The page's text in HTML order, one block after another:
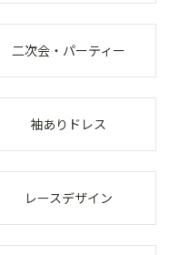
二次会・パーティー
袖ありドレス
レースデザイン